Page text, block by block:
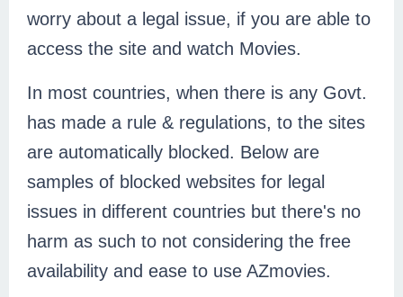
worry about a legal issue, if you are able to
access the site and watch Movies.
In most countries, when there is any Govt.
has made a rule & regulations, to the sites
are automatically blocked. Below are
samples of blocked websites for legal
issues in different countries but there's no
harm as such to not considering the free
availability and ease to use AZmovies.